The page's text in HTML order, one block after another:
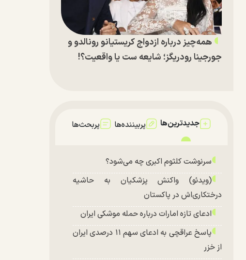
همه‌چیز درباره ازدواج کریستیانو رونالدو و
جورجینا رودریگز؛ شایعه ست یا واقعیت؟!
جدیدترین‌ها پربیننده‌ها پربحث‌ها
سرنوشت کلثوم اکبری چه می‌شود؟
(ویدئو) واکنش پزشکیان به حاشیه
درختکاری‌اش در پاکستان
ادعای تازه امارات درباره حمله موشکی ایران
پاسخ عراقچی به ادعای سهم ۱۱ درصدی ایران
از خزر